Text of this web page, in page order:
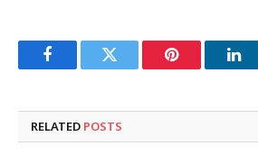
FacebookTwitter Pinterest
RELATED POSTS